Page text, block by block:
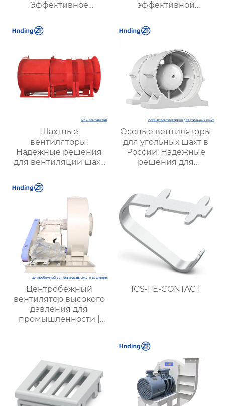
Эффективное
надежной вентиляции
эффективной
оптимизации работы
Шахтные
вентиляторы:
Надежные решения
для вентиляции шахт
| Купить с доставкой
Осевые вентиляторы
для угольных шахт в
России: Надежные
решения для
безопасности
Центробежный
вентилятор высокого
давления для
промышленности |
долговечность |
Купить вентиляцию
для металлургии,
химической и
горнодобывающей
ICS-FE-CONTACT